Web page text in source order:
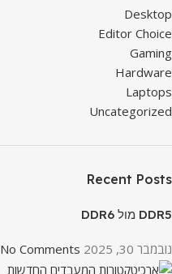
Desktop
Editor Choice
Gaming
Hardware
Laptops
Uncategorized
Recent Posts
DDR5 מול DDR6
נובמבר 30, 2025 No Comments